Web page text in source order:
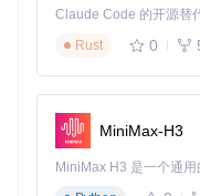
放。
导航与位置服务
：
求。
项目特点
一站式解决方案：覆
Rust
0
MiniMax-H3